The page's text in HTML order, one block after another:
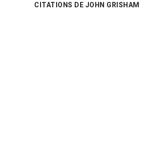
CITATIONS DE JOHN GRISHAM